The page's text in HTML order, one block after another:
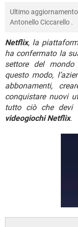
HARDWARE
INSTAGRAM
HARDWARE
iOS
INSTAGRAM
TIKTOK
HARDWARE
COVID-19
iOS
INSTAGRAM
TIKTOK
HARDWARE
GLOSSARIO
COVID-19
INTRATTENIMENTO
iOS
INSTAGRAM
TIKTOK
HARDWARE
Ultimo aggiornamento
Antonello Ciccarello .
Netflix, la
ha confermato la
settore del mondo
questo modo,
abbonamenti,
conquistare nuovi
tutto ciò che devi
videogiochi Netflix.